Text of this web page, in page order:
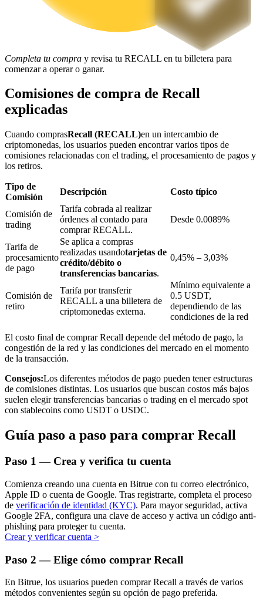
Inversiones exclusivas para titulares de BTR
Préstamos
Servicio de préstamos respaldado por criptomonedas
Obtenga ganancias a largo plazo e intereses flexibles
Aprender Staking
Obtenga más información sobre cómo obtener ingresos pasivos
Bitrue
AI
Completa tu compra y revisa tu RECALL en tu billetera para
comenzar a operar o ganar.
Comisiones de compra de Recall
explicadas
Cuando comprasRecall (RECALL)en un intercambio de
criptomonedas, los usuarios pueden encontrar varios tipos de
comisiones relacionadas con el trading, el procesamiento de pagos y
los retiros.
Tipo de
Comisión
Descripción Costo típico
Comisión de
trading
Tarifa cobrada al realizar
órdenes al contado para
comprar RECALL.
Desde 0.0089%
Tarifa de
procesamiento
de pago
Se aplica a compras
realizadas usandotarjetas de
crédito/débito o
transferencias bancarias.
0,45% – 3,03%
Comisión de
retiro
Tarifa por transferir
RECALL a una billetera de
criptomonedas externa.
Mínimo equivalente a
0.5 USDT,
dependiendo de las
condiciones de la red
El costo final de comprar Recall depende del método de pago, la
congestión de la red y las condiciones del mercado en el momento
de la transacción.
Consejos:Los diferentes métodos de pago pueden tener estructuras
de comisiones distintas. Los usuarios que buscan costos más bajos
suelen elegir transferencias bancarias o trading en el mercado spot
con stablecoins como USDT o USDC.
Guía paso a paso para comprar Recall
Paso 1 — Crea y verifica tu cuenta
Comienza creando una cuenta en Bitrue con tu correo electrónico,
Apple ID o cuenta de Google. Tras registrarte, completa el proceso
de verificación de identidad (KYC). Para mayor seguridad, activa
Google 2FA, configura una clave de acceso y activa un código anti-
phishing para proteger tu cuenta.
Crear y verificar cuenta >
Paso 2 — Elige cómo comprar Recall
En Bitrue, los usuarios pueden comprar Recall a través de varios
métodos convenientes según su opción de pago preferida.